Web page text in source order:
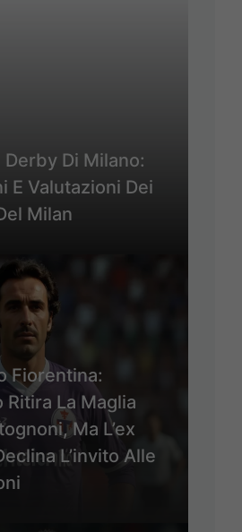
Derby Di Milano:
E Valutazioni Dei
Milan
Fiorentina:
Ritira La Maglia
Ma L’ex
L’invito Alle